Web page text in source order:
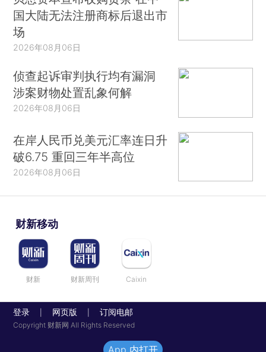
国大陆无法注册商标后退出市
场
2026年08月06日
侦查起诉审判执行均有漏洞
涉案财物处置乱象何解
2026年08月06日
在岸人民币兑美元汇率连日升
破6.75 重回三年半高位
2026年08月06日
财新移动
财新 财新周刊 Caixin
登录 网页版 订阅电邮
Copyright 财新网 All Rights Reserved
App 内打开